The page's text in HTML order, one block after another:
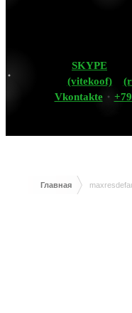
SKYPE
(vitekoof)
Vkontakte
Главная